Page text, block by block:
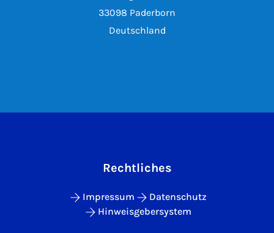
33098 Paderborn
Deutschland
Rechtliches
Impressum
Datenschutz
Hinweisgebersystem